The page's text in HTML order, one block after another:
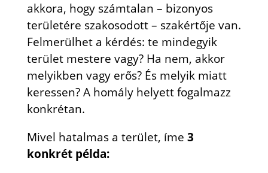
akkora, hogy számtalan – bizonyos
területére szakosodott – szakértője van.
Felmerülhet a kérdés: te mindegyik
terület mestere vagy? Ha nem, akkor
melyikben vagy erős? És melyik miatt
keressen? A homály helyett fogalmazz
konkrétan.
Mivel hatalmas a terület, íme 3
konkrét példa: